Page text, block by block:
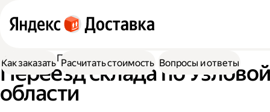
Доставка Переезд склада
Переезд склада по
области
Как заказать Расчитать стоимость Вопросы и ответы